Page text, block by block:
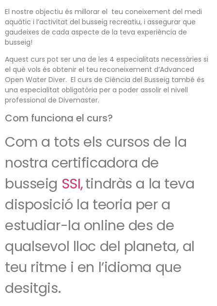
El nostre objectiu és millorar el teu coneixement del medi
aquàtic i l’activitat del busseig recreatiu, i assegurar que
gaudeixes de cada aspecte de la teva experiència de
busseig!
Aquest curs pot ser una de les 4 especialitats necessàries si
el què vols és obtenir el teu reconeixement d’Advanced
Open Water Diver. El curs de Ciència del Busseig també és
una especialitat obligatòria per a poder assolir el nivell
professional de Divemaster.
Com funciona el curs?
Com a tots els cursos de la
nostra certificadora de
busseig SSI,tindràs a la teva
disposició la teoria per a
estudiar-la online des de
qualsevol lloc del planeta, al
teu ritme i en l’idioma que
desitgis.